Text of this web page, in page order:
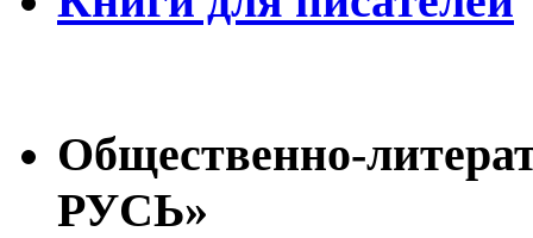
Общественно-
РУСЬ»